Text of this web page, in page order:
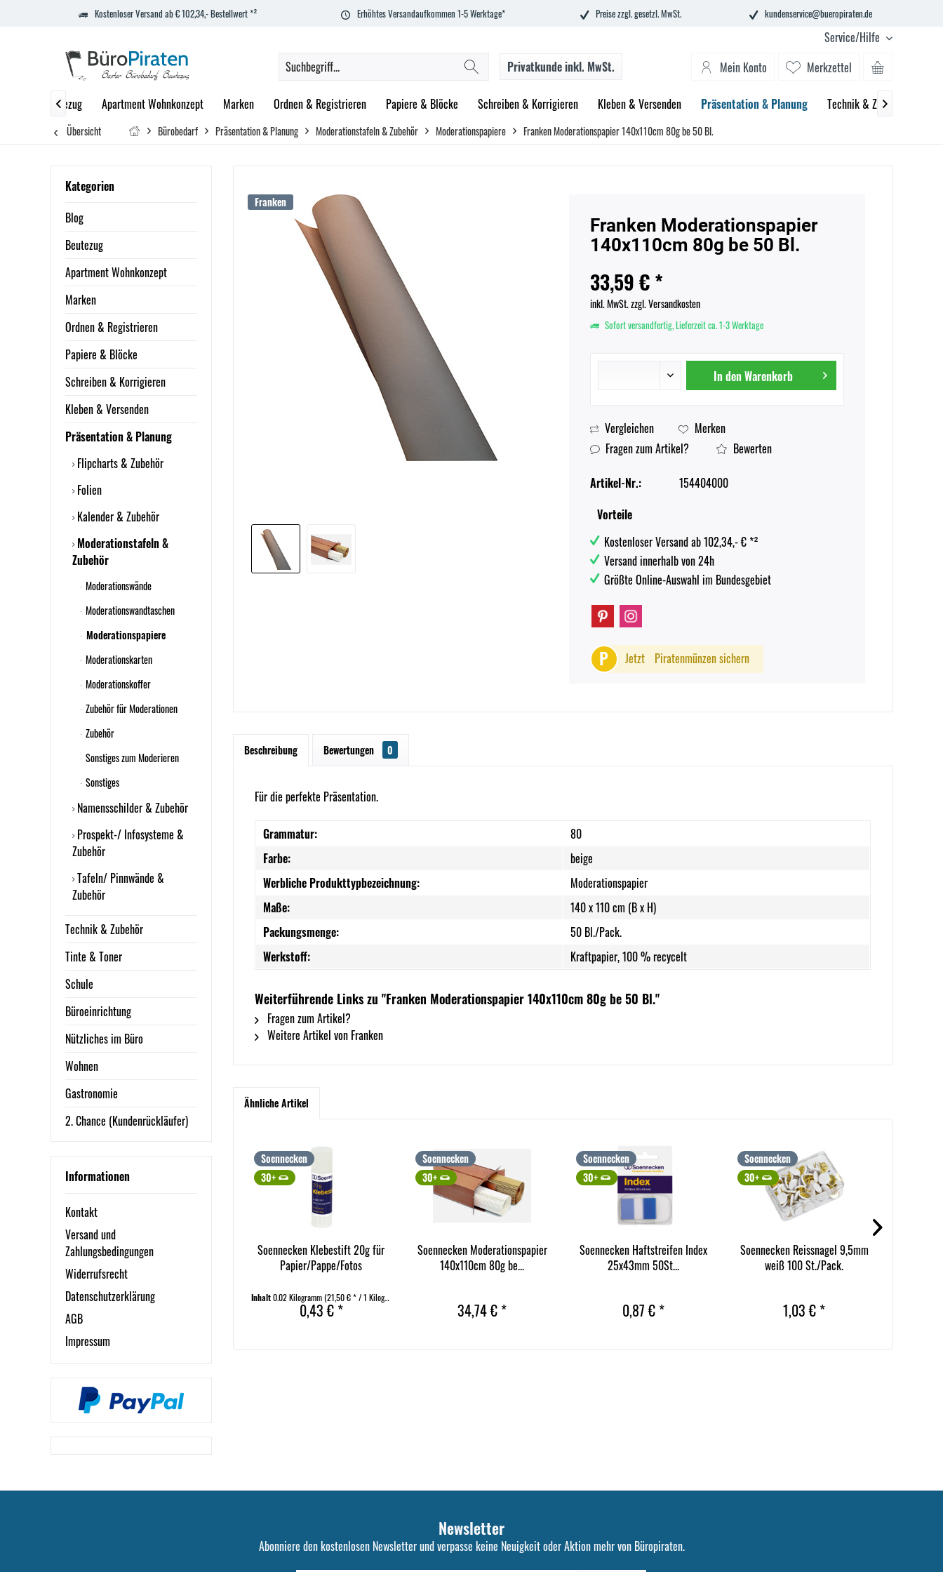
Kostenloser Versand ab € 102,34,- Bestellwert *² Erhöhtes Versandaufkommen 1-5 Werktage* Preise zzgl. gesetzl. MwSt. kundenservice@bueropiraten.de
Service/Hilfe
Merkzettel
Mein Konto
Privatkundeinkl. MwSt.
Beutezug Apartment Wohnkonzept Marken Ordnen & Registrieren Papiere & Blöcke Schreiben & Korrigieren Kleben & Versenden Präsentation & Planung Technik & Zubehör
 
Übersicht Bürobedarf Präsentation & Planung Moderationstafeln & Zubehör Moderationspapiere Franken Moderationspapier 140x110cm 80g be 50 Bl.
Kategorien
Blog
Beutezug
Apartment Wohnkonzept
Marken
Ordnen & Registrieren
Papiere & Blöcke
Schreiben & Korrigieren
Kleben & Versenden
Präsentation & Planung
Flipcharts & Zubehör
Folien
Kalender & Zubehör
Moderationstafeln &
Zubehör
Moderationswände
Moderationswandtaschen
Moderationspapiere
Moderationskarten
Moderationskoffer
Zubehör für Moderationen
Zubehör
Sonstiges zum Moderieren
Sonstiges
Namensschilder & Zubehör
Prospekt-/ Infosysteme &
Zubehör
Tafeln/ Pinnwände &
Zubehör
Technik & Zubehör
Tinte & Toner
Schule
Büroeinrichtung
Nützliches im Büro
Wohnen
Gastronomie
2. Chance (Kundenrückläufer)
Informationen
Kontakt
Versand und
Zahlungsbedingungen
Widerrufsrecht
Datenschutzerklärung
AGB
Impressum
Franken
Franken Moderationspapier
140x110cm 80g be 50 Bl.
33,59 € *
inkl. MwSt.zzgl. Versandkosten
Sofort versandfertig, Lieferzeit ca. 1-3 Werktage
In denWarenkorb
Vergleichen
Merken
Fragen zum Artikel?
Bewerten
Artikel-Nr.:
154404000
Vorteile
Kostenloser Versand ab 102,34,- € *²
Versand innerhalb von 24h
Größte Online-Auswahl im Bundesgebiet
P Jetzt Piratenmünzen sichern
Beschreibung Bewertungen 0
Für die perfekte Präsentation.
Grammatur:
80
Farbe:
beige
Werbliche Produkttypbezeichnung:
Moderationspapier
Maße:
140 x 110 cm (B x H)
Packungsmenge:
50 Bl./Pack.
Werkstoff:
Kraftpapier, 100 % recycelt
Weiterführende Links zu "Franken Moderationspapier 140x110cm 80g be 50 Bl."
Fragen zum Artikel?
Weitere Artikel von Franken
Ähnliche Artikel
Soennecken
30+
Soennecken Klebestift 20g für
Papier/Pappe/Fotos
Inhalt0.02 Kilogramm(21,50 € * / 1 Kilogramm)
0,43 € *
Soennecken
30+
Soennecken Moderationspapier
140x110cm 80g be...
34,74 € *
Soennecken
30+
Soennecken Haftstreifen Index
25x43mm 50St...
0,87 € *
Soennecken
30+
Soennecken Reissnagel 9,5mm
weiß 100 St./Pack.
1,03 € *
Newsletter
Abonniere den kostenlosen Newsletter und verpasse keine Neuigkeit oder Aktion mehr von Büropiraten.